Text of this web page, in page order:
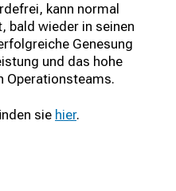
kann normal
bald wieder in seinen
Genesung
und das hohe
Operationsteams.
sie hier.